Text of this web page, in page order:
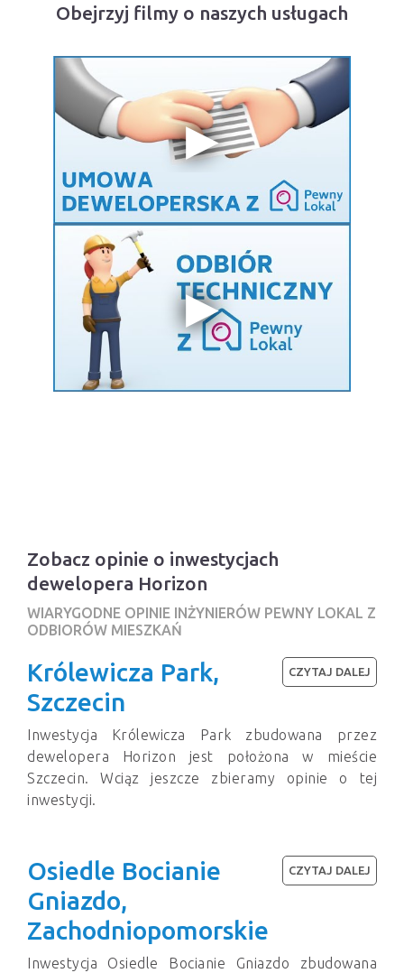
Obejrzyj filmy o naszych usługach
Zobacz opinie o inwestycjach
dewelopera Horizon
WIARYGODNE OPINIE INŻYNIERÓW PEWNY LOKAL Z
ODBIORÓW MIESZKAŃ
Królewicza Park,
Szczecin
Inwestycja Królewicza Park zbudowana przez
dewelopera Horizon jest położona w mieście
Szczecin. Wciąz jeszcze zbieramy opinie o tej
inwestycji.
CZYTAJ DALEJ
Osiedle Bocianie
Gniazdo,
Zachodniopomorskie
Inwestycja Osiedle Bocianie Gniazdo zbudowana
CZYTAJ DALEJ